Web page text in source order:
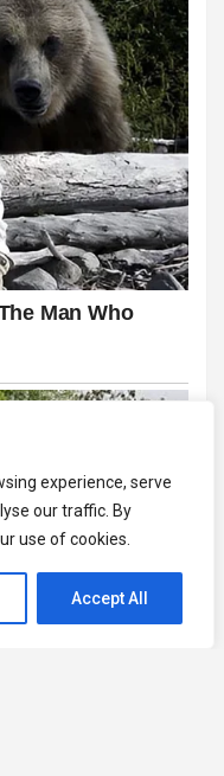
experience, serve
our traffic. By
use of cookies.
Accept All